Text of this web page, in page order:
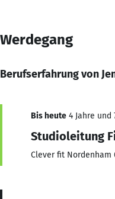
Werdegang
Berufserfahrung von
Bis heute 4 Jahre und
Studioleitung
Clever fit Nordenham